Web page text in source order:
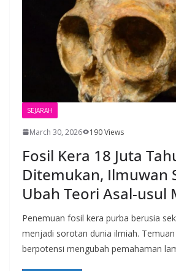
SEJARAH
March 30, 2026 190 Views
Fosil Kera 18 Juta
Ditemukan, Ilmuwan
Ubah Teori Asal-usul
Penemuan fosil kera purba berusia
menjadi sorotan dunia ilmiah. Temuan
berpotensi mengubah pemahaman